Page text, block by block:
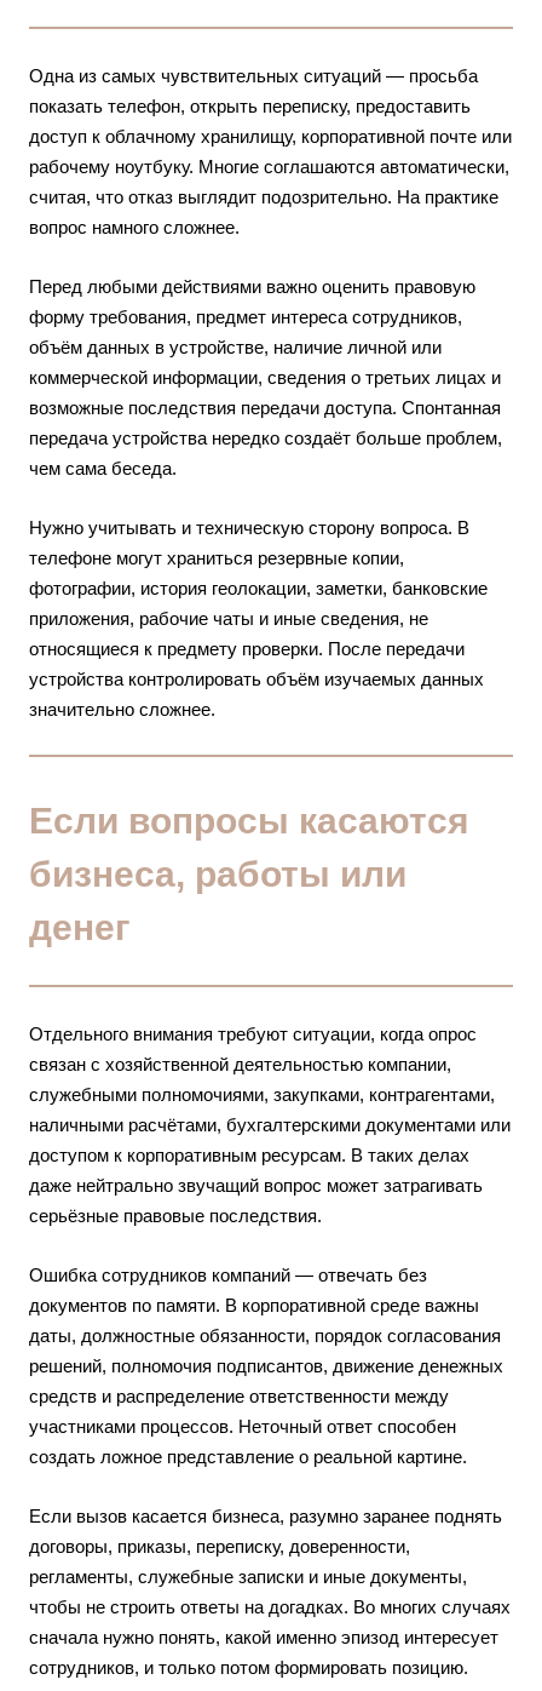
Одна из самых чувствительных ситуаций — просьба
показать телефон, открыть переписку, предоставить
доступ к облачному хранилищу, корпоративной почте или
рабочему ноутбуку. Многие соглашаются автоматически,
считая, что отказ выглядит подозрительно. На практике
вопрос намного сложнее.
Перед любыми действиями важно оценить правовую
форму требования, предмет интереса сотрудников,
объём данных в устройстве, наличие личной или
коммерческой информации, сведения о третьих лицах и
возможные последствия передачи доступа. Спонтанная
передача устройства нередко создаёт больше проблем,
чем сама беседа.
Нужно учитывать и техническую сторону вопроса. В
телефоне могут храниться резервные копии,
фотографии, история геолокации, заметки, банковские
приложения, рабочие чаты и иные сведения, не
относящиеся к предмету проверки. После передачи
устройства контролировать объём изучаемых данных
значительно сложнее.
Если вопросы касаются
бизнеса, работы или
денег
Отдельного внимания требуют ситуации, когда опрос
связан с хозяйственной деятельностью компании,
служебными полномочиями, закупками, контрагентами,
наличными расчётами, бухгалтерскими документами или
доступом к корпоративным ресурсам. В таких делах
даже нейтрально звучащий вопрос может затрагивать
серьёзные правовые последствия.
Ошибка сотрудников компаний — отвечать без
документов по памяти. В корпоративной среде важны
даты, должностные обязанности, порядок согласования
решений, полномочия подписантов, движение денежных
средств и распределение ответственности между
участниками процессов. Неточный ответ способен
создать ложное представление о реальной картине.
Если вызов касается бизнеса, разумно заранее поднять
договоры, приказы, переписку, доверенности,
регламенты, служебные записки и иные документы,
чтобы не строить ответы на догадках. Во многих случаях
сначала нужно понять, какой именно эпизод интересует
сотрудников, и только потом формировать позицию.